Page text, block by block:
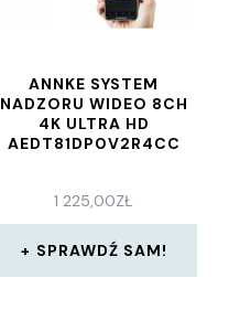
ANNKE SYSTEM
NADZORU WIDEO 8CH
4K ULTRA HD
AEDT81DP0V2R4CC
1 225,00ZŁ
SPRAWDŹ SAM!